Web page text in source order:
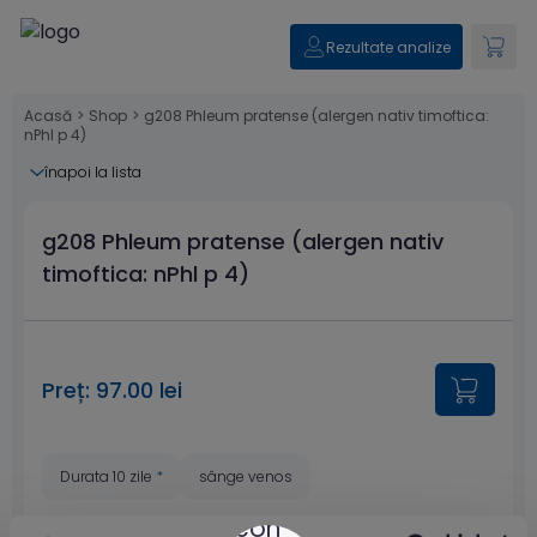
Rezultate analize
Acasă > Shop > g208 Phleum pratense (alergen nativ timoftica:
nPhl p 4)
înapoi la lista
g208 Phleum pratense (alergen nativ
timoftica: nPhl p 4)
Preț: 97.00 lei
Durata 10 zile * sânge venos